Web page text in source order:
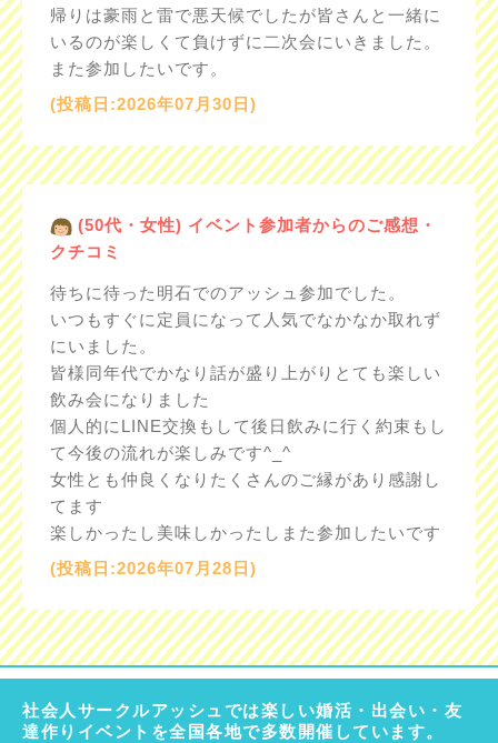
帰りは豪雨と雷で悪天候でしたが皆さんと一緒に
いるのが楽しくて負けずに二次会にいきました。
また参加したいです。
(投稿日:2026年07月30日)
(50代・女性) イベント参加者からのご感想・
クチコミ
待ちに待った明石でのアッシュ参加でした。
いつもすぐに定員になって人気でなかなか取れず
にいました。
皆様同年代でかなり話が盛り上がりとても楽しい
飲み会になりました
個人的にLINE交換もして後日飲みに行く約束もし
て今後の流れが楽しみです^_^
女性とも仲良くなりたくさんのご縁があり感謝し
てます
楽しかったし美味しかったしまた参加したいです
(投稿日:2026年07月28日)
社会人サークルアッシュでは楽しい婚活・出会い・友
達作りイベントを全国各地で多数開催しています。